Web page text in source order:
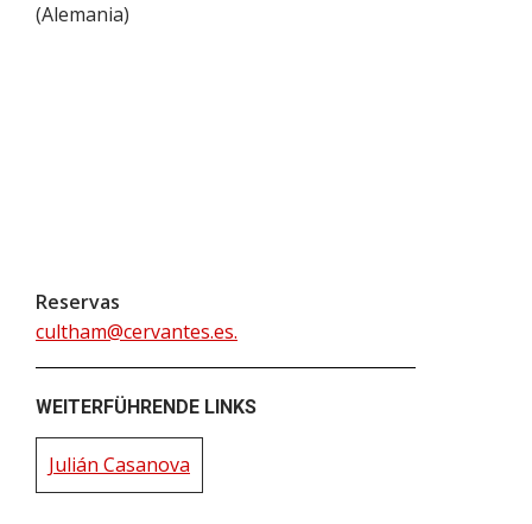
(Alemania)
Reservas
cultham@cervantes.es.
WEITERFÜHRENDE LINKS
Julián Casanova